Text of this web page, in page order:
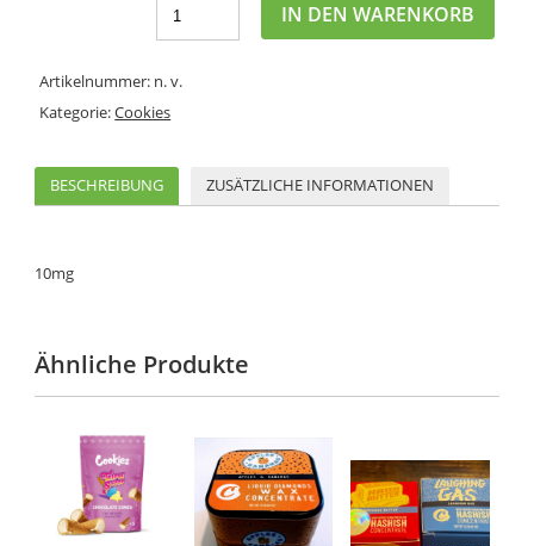
IN DEN WARENKORB
Artikelnummer: n. v.
Kategorie:Cookies
BESCHREIBUNG ZUSÄTZLICHE INFORMATIONEN
10mg
Ähnliche Produkte